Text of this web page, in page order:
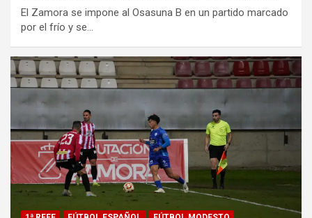
El Zamora se impone al Osasuna B en un partido marcado
por el frío y se…